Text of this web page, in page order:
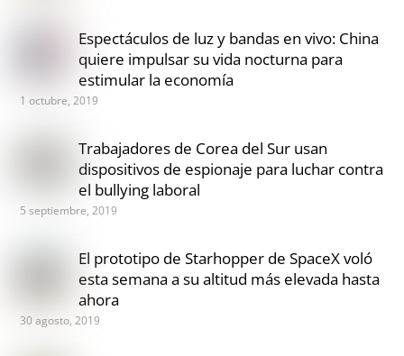
Espectáculos de luz y bandas en vivo: China
quiere impulsar su vida nocturna para
estimular la economía
1 octubre, 2019
Trabajadores de Corea del Sur usan
dispositivos de espionaje para luchar contra
el bullying laboral
5 septiembre, 2019
El prototipo de Starhopper de SpaceX voló
esta semana a su altitud más elevada hasta
ahora
30 agosto, 2019